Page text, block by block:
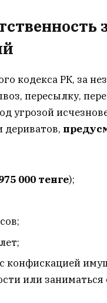
кодекса РК, за
пересылку,
угрозой
000 тенге);
конфискацией
или